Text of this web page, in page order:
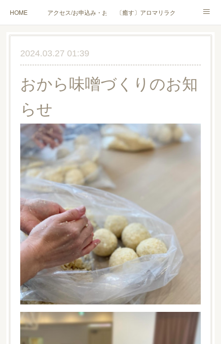
HOME アクセス/お申込み・お問合せ〔癒す〕アロマリラクゼーション
〔学ぶ〕AEAJ資格対応コース〔学ぶ〕トリートメント実技講座／介護アロマ講座
ハンモックよもぎ蒸し® HAMMOCK SAUNA® アカデミー厚木校
ハンモックタイ古式協会® 厚木校
Instagram コラム YouTube［アロマ・ハーブクラフト］
2024.03.27 01:39
おから味噌づくりのお知
らせ